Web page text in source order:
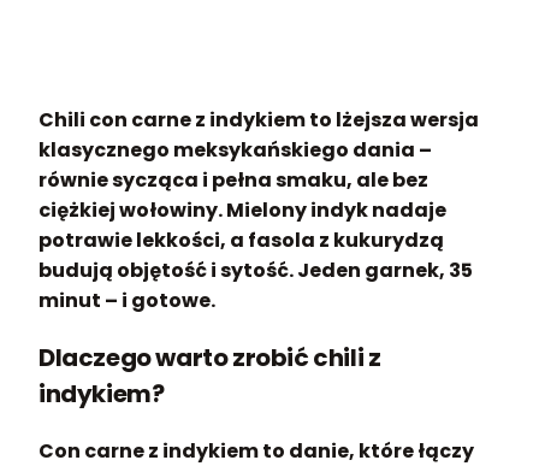
Chili con carne z indykiem to lżejsza wersja
klasycznego meksykańskiego dania –
równie sycząca i pełna smaku, ale bez
ciężkiej wołowiny. Mielony indyk nadaje
potrawie lekkości, a fasola z kukurydzą
budują objętość i sytość. Jeden garnek, 35
minut – i gotowe.
Dlaczego warto zrobić chili z
indykiem?
Con carne z indykiem to danie, które łączy